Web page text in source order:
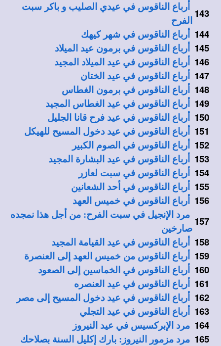
143
أرباع الناقوس في عيدي الصليب و باكر سبت
الفرح
144 أرباع الناقوس في شهر كيهك
145 أرباع الناقوس في برمون عيد الميلاد
146 أرباع الناقوس في عيد الميلاد المجيد
147 أرباع الناقوس في عيد الختان
148 أرباع الناقوس في برمون الغطاس
149 أرباع الناقوس في عيد الغطاس المجيد
150 أرباع الناقوس في عيد فرح قانا الجليل
151 أرباع الناقوس في عيد دخول المسيح للهيكل
152 أرباع الناقوس في الصوم الكبير
153 أرباع الناقوس في عيد البشارة المجيد
154 أرباع الناقوس في سبت لعازر
155 أرباع الناقوس في أحد الشعانين
156 أرباع الناقوس في خميس العهد
157 مرد الإنجيل في سبت الفرح: من أجل هذا نمجده
صارخين
158 أرباع الناقوس في عيد القيامة المجيد
159 أرباع الناقوس من خميس العهد إلى العنصرة
160 أرباع الناقوس في الخماسين إلى الصعود
161 أرباع الناقوس في عيد العنصره
162 أرباع الناقوس في عيد دخول المسيح إلى مصر
163 أرباع الناقوس في عيد التجلي
164 مرد الإبركسيس في عيد النيروز
165 مرد مزمور النيروز: بارك إكليل السنة بصلاحك